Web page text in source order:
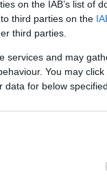
on the IAB’s list of
third parties on the
third parties.
services and may
You may
data for below
em
de
foi
queda e